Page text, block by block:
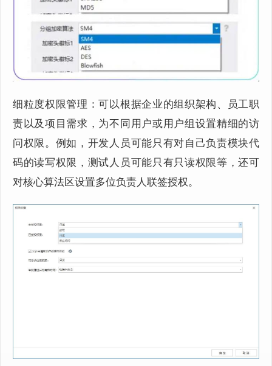
细粒度权限管理：可以根据企业的组织架构、员工职
责以及项目需求，为不同用户或用户组设置精细的访
问权限。例如，开发人员可能只有对自己负责模块代
码的读写权限，测试人员可能只有只读权限等，还可
对核心算法区设置多位负责人联签授权。